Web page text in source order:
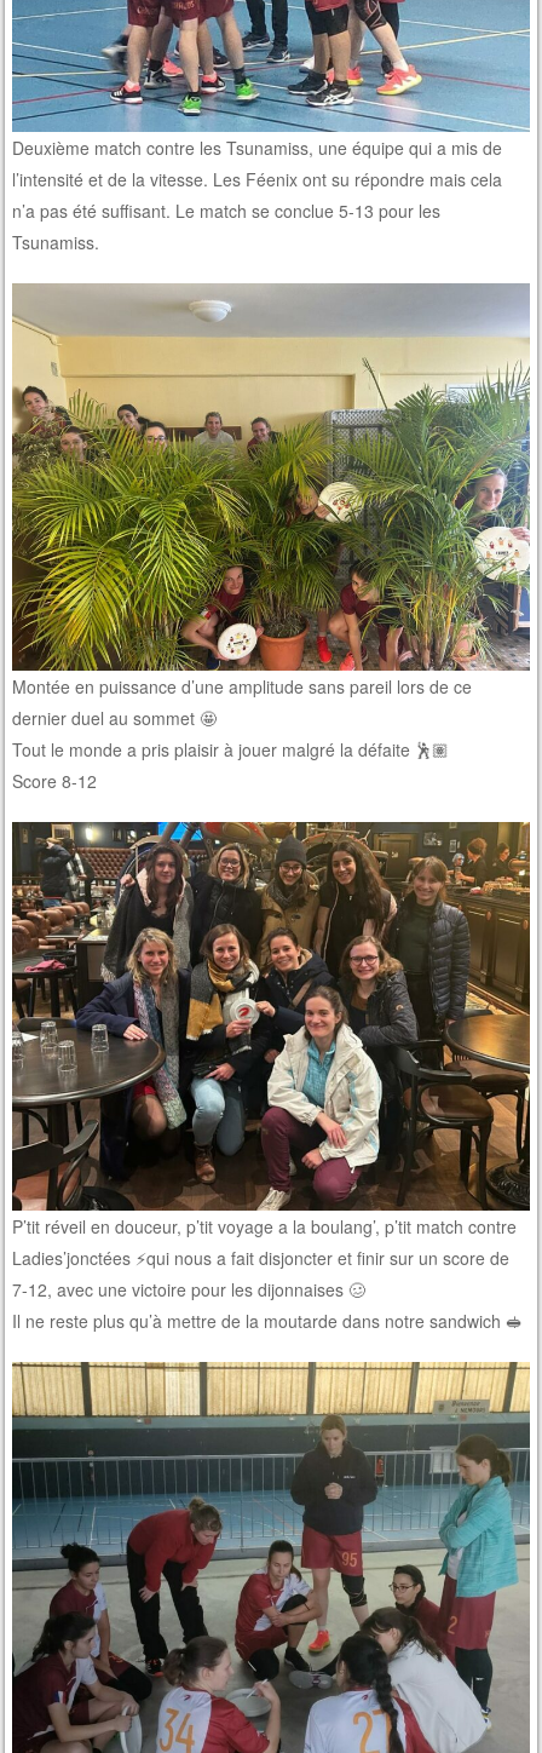
Deuxième match contre les Tsunamiss, une équipe qui a mis de
l’intensité et de la vitesse. Les Féenix ont su répondre mais cela
n’a pas été suffisant. Le match se conclue 5-13 pour les
Tsunamiss.
Montée en puissance d’une amplitude sans pareil lors de ce
dernier duel au sommet 🤩
Tout le monde a pris plaisir à jouer malgré la défaite 🕺🏽
Score 8-12
P’tit réveil en douceur, p’tit voyage a la boulang’, p’tit match contre
Ladies’jonctées ⚡qui nous a fait disjoncter et finir sur un score de
7-12, avec une victoire pour les dijonnaises 🥴
Il ne reste plus qu’à mettre de la moutarde dans notre sandwich 🥪